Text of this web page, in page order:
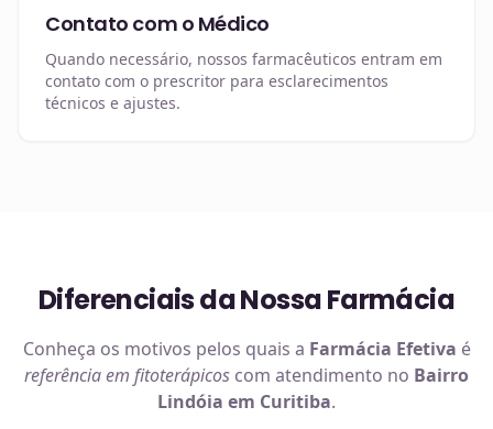
Contato com o Médico
Quando necessário, nossos farmacêuticos entram em
contato com o prescritor para esclarecimentos
técnicos e ajustes.
Diferenciais da Nossa Farmácia
Conheça os motivos pelos quais a Farmácia Efetiva é
referência em fitoterápicos com atendimento no Bairro
Lindóia em Curitiba.